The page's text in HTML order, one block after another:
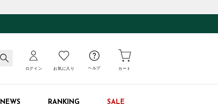
ログイン お気に入り ヘルプ カート
NEWS RANKING SALE